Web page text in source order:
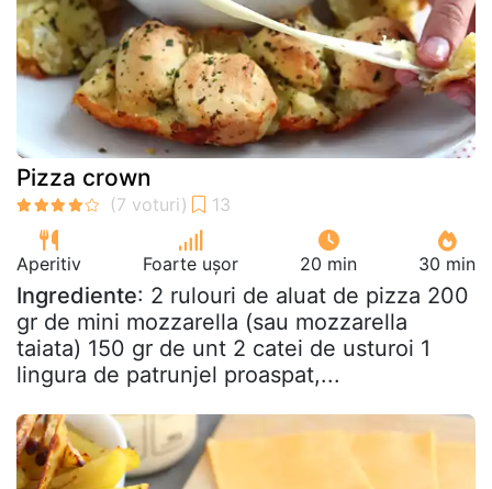
Pizza crown
Aperitiv Foarte ușor 20 min 30 min
Ingrediente: 2 rulouri de aluat de pizza 200
gr de mini mozzarella (sau mozzarella
taiata) 150 gr de unt 2 catei de usturoi 1
lingura de patrunjel proaspat,...